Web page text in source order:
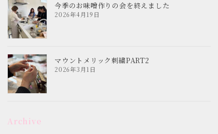
今季のお味噌作りの会を終えました
2026年4月19日
マウントメリック刺繍PART2
2026年3月1日
Archive